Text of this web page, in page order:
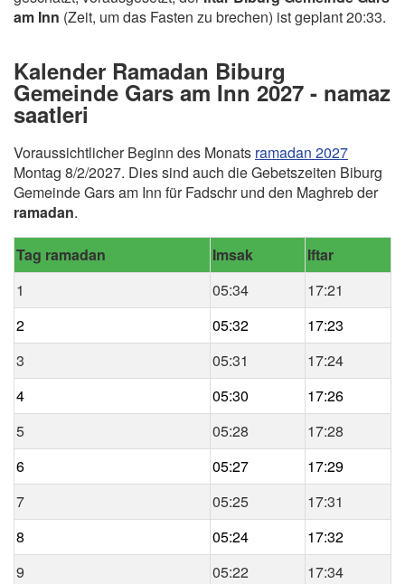
am Inn (Zeit, um das Fasten zu brechen) ist geplant 20:33.
Kalender Ramadan Biburg
Gemeinde Gars am Inn 2027 - namaz
saatleri
Voraussichtlicher Beginn des Monats ramadan 2027
Montag 8/2/2027. Dies sind auch die Gebetszeiten Biburg
Gemeinde Gars am Inn für Fadschr und den Maghreb der
ramadan.
Tag ramadan Imsak
Iftar
1
05:34
17:21
2
05:32
17:23
3
05:31
17:24
4
05:30
17:26
5
05:28
17:28
6
05:27
17:29
7
05:25
17:31
8
05:24
17:32
9
05:22
17:34